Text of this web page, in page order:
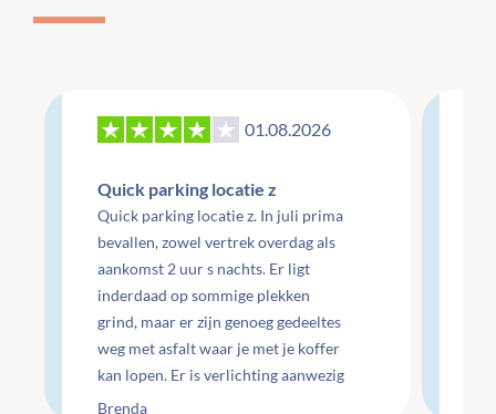
01.08.2026
Quick parking locatie z
Quick parking locatie z. In juli prima
bevallen, zowel vertrek overdag als
aankomst 2 uur s nachts. Er ligt
inderdaad op sommige plekken
grind, maar er zijn genoeg gedeeltes
weg met asfalt waar je met je koffer
kan lopen. Er is verlichting aanwezig
maar wel minimaal.
Brenda